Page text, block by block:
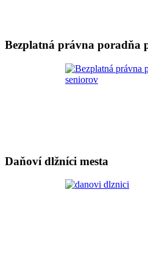
Bezplatná právna poradňa
Daňoví dlžníci mesta